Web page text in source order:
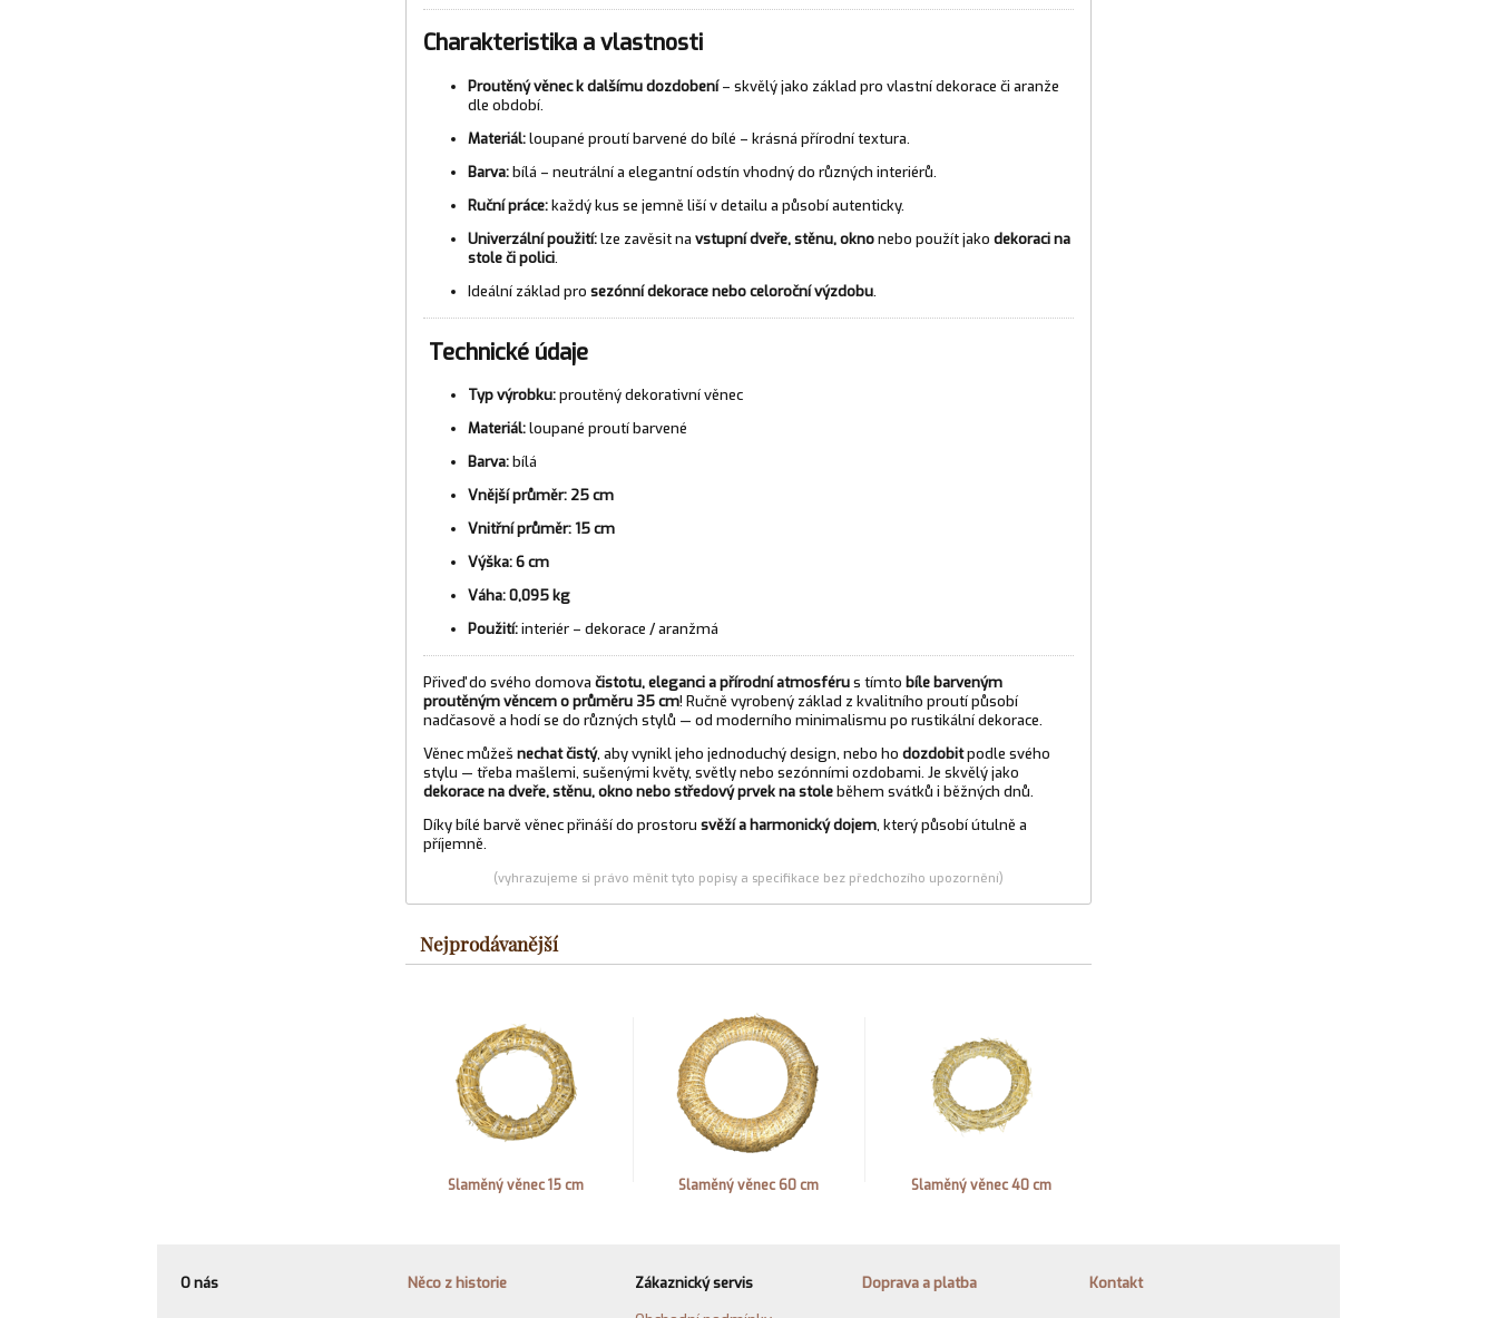
Charakteristika a vlastnosti
Proutěný věnec k dalšímu dozdobení– skvělý jako základ pro vlastní dekorace či aranže
dle období.
Materiál:loupané proutí barvené do bílé – krásná přírodní textura.
Barva:bílá – neutrální a elegantní odstín vhodný do různých interiérů.
Ruční práce:každý kus se jemně liší v detailu a působí autenticky.
Univerzální použití:lze zavěsit na vstupní dveře, stěnu, oknonebo použít jako dekoraci na
stole či polici.
Ideální základ pro sezónní dekorace nebo celoroční výzdobu.
Technické údaje
Typ výrobku:proutěný dekorativní věnec
Materiál:loupané proutí barvené
Barva:bílá
Vnější průměr: 25 cm
Vnitřní průměr:15 cm
Výška:6 cm
Váha:0,095 kg
Použití:interiér – dekorace / aranžmá
Přiveď do svého domova čistotu, eleganci a přírodní atmosférus tímto bíle barveným
proutěným věncem o průměru 35 cm! Ručně vyrobený základ z kvalitního proutí působí
nadčasově a hodí se do různých stylů — od moderního minimalismu po rustikální dekorace.
Věnec můžeš nechat čistý, aby vynikl jeho jednoduchý design, nebo ho dozdobitpodle svého
stylu — třeba mašlemi, sušenými květy, světly nebo sezónními ozdobami. Je skvělý jako
dekorace na dveře, stěnu, okno nebo středový prvek na stoleběhem svátků i běžných dnů.
Díky bílé barvě věnec přináší do prostoru svěží a harmonický dojem, který působí útulně a
příjemně.
(vyhrazujeme si právo měnit tyto popisy a specifikace bez předchozího upozornění)
Nejprodávanější
Slaměný věnec 15 cm Slaměný věnec 60 cm Slaměný věnec 40 cm
O nás Něco z historie
Zákaznický servis
Doprava a platba Kontakt